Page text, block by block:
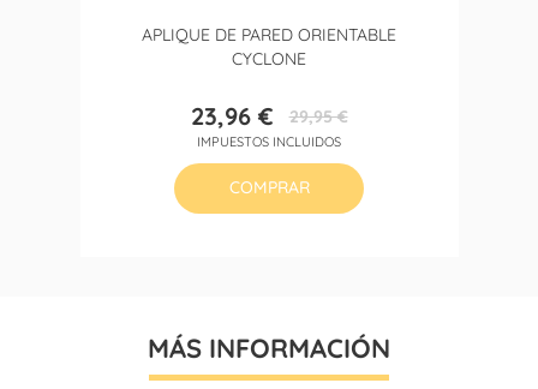
APLIQUE DE PARED ORIENTABLE
CYCLONE
Precio
23,96 €Precio
base
29,95 €
IMPUESTOS INCLUIDOS
COMPRAR
MÁS INFORMACIÓN